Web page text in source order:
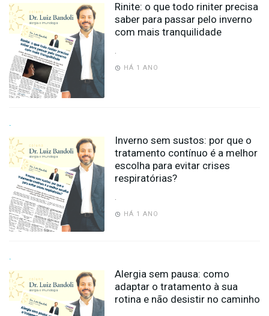
Rinite: o que todo riniter precisa
saber para passar pelo inverno
com mais tranquilidade
.
HÁ 1 ANO
.
Inverno sem sustos: por que o
tratamento contínuo é a melhor
escolha para evitar crises
respiratórias?
.
HÁ 1 ANO
.
Alergia sem pausa: como
adaptar o tratamento à sua
rotina e não desistir no caminho